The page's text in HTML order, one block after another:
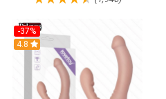
-37%
Hot
4.8